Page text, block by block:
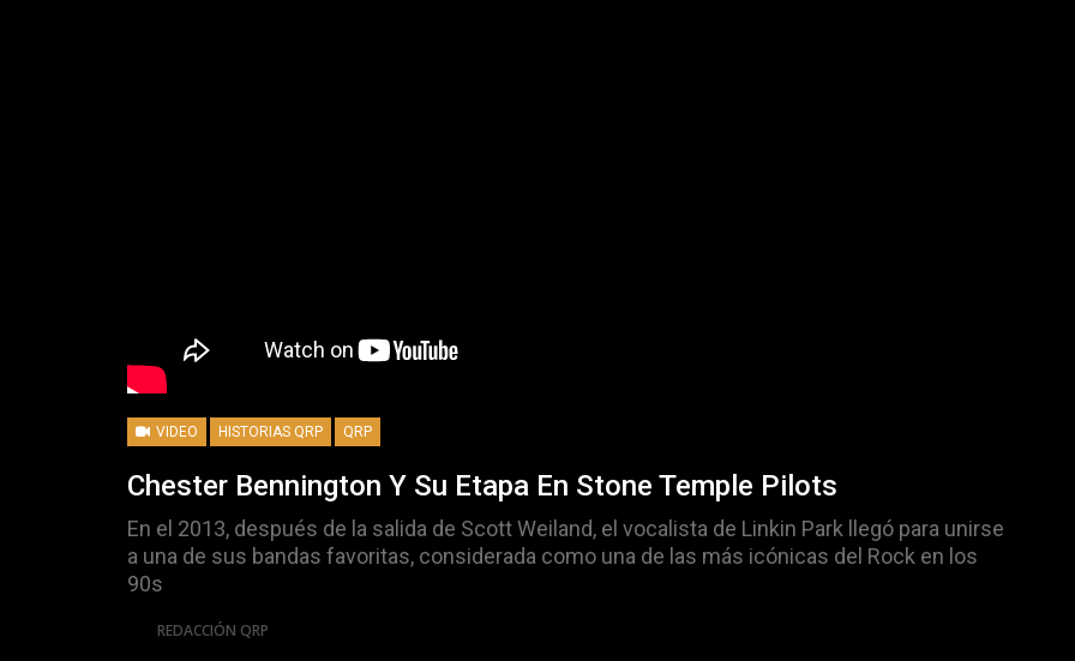
VIDEO HISTORIAS QRP QRP
Chester Bennington Y Su Etapa En Stone Temple Pilots
En el 2013, después de la salida de Scott Weiland, el vocalista de Linkin Park llegó para unirse
a una de sus bandas favoritas, considerada como una de las más icónicas del Rock en los
90s
REDACCIÓN QRP